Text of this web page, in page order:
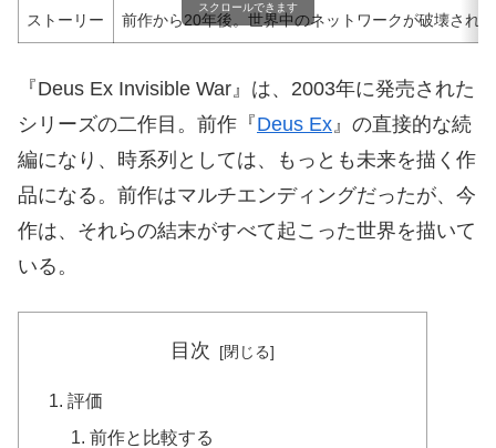
ストーリー 前作から20年後。世界中のネットワークが破壊され
スクロールできます
『Deus Ex Invisible War』は、2003年に発売された
シリーズの二作目。前作『Deus Ex』の直接的な続
編になり、時系列としては、もっとも未来を描く作
品になる。前作はマルチエンディングだったが、今
作は、それらの結末がすべて起こった世界を描いて
いる。
目次
評価
前作と比較する